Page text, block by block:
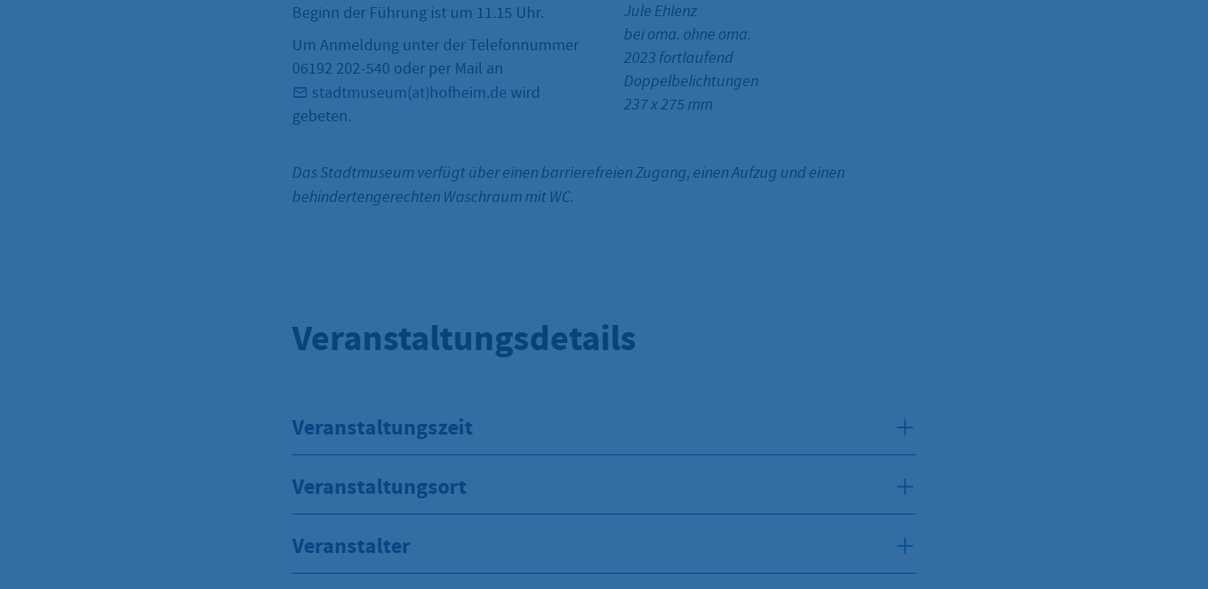
Jule Ehlenz
bei oma. ohne oma.
2023 fortlaufend
Doppelbelichtungen
237 x 275 mm
Beginn der Führung ist um 11.15 Uhr.
Um Anmeldung unter der Telefonnummer
06192 202-540 oder per Mail an
stadtmuseum(at)hofheim.de wird
gebeten.
Das Stadtmuseum verfügt über einen barrierefreien Zugang, einen Aufzug und einen
behindertengerechten Waschraum mit WC.
Veranstaltungsdetails
Veranstaltungszeit
Veranstaltungsort
Veranstalter